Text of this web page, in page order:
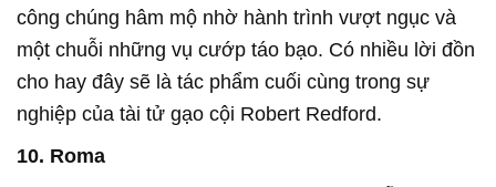
công chúng hâm mộ nhờ hành trình vượt ngục và
một chuỗi những vụ cướp táo bạo. Có nhiều lời đồn
cho hay đây sẽ là tác phẩm cuối cùng trong sự
nghiệp của tài tử gạo cội Robert Redford.
10. Roma